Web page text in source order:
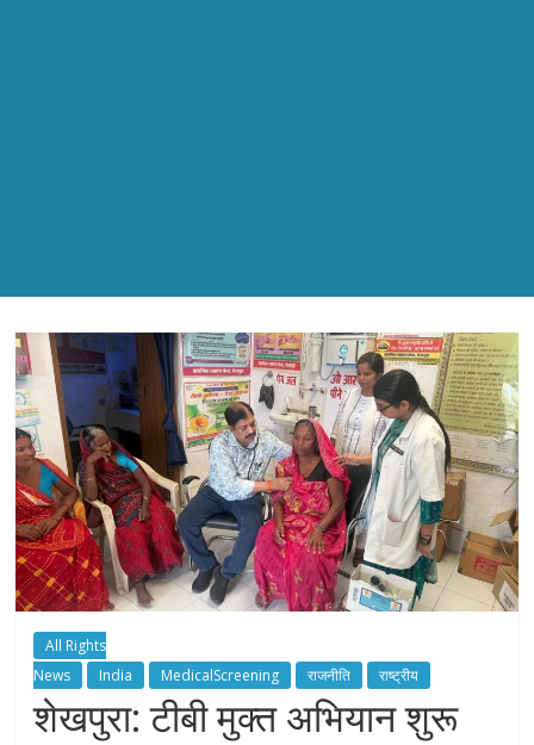
All Rights
News
India MedicalScreening राजनीति राष्ट्रीय
शेखपुरा: टीबी मुक्त अभियान शुरू